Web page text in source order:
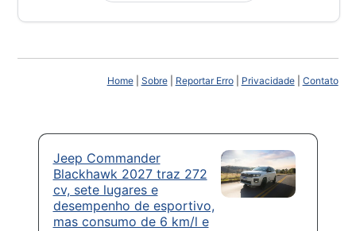
Home| Sobre| Reportar Erro| Privacidade| Contato
Jeep Commander
Blackhawk 2027 traz 272
cv, sete lugares e
desempenho de esportivo,
mas consumo de 6 km/l e